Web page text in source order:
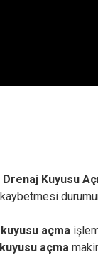
Drenaj Kuyusu
açma
açma